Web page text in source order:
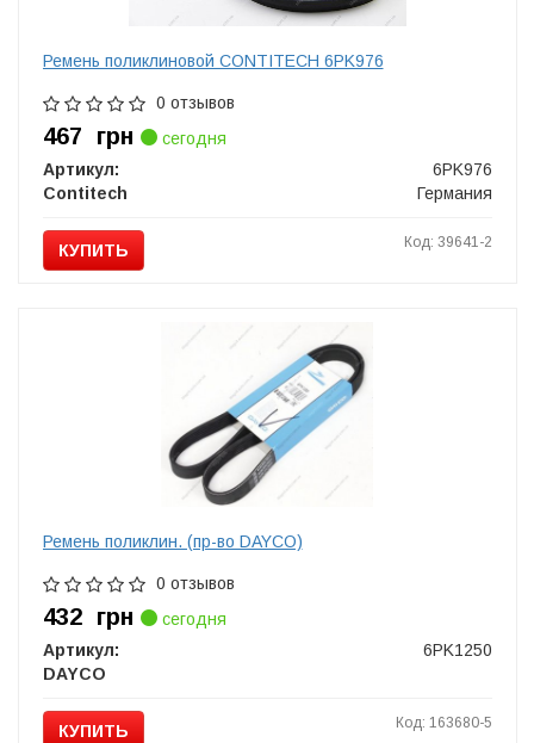
Ремень поликлиновой CONTITECH 6PK976
0 отзывов
467 грн
сегодня
Артикул:
6PK976
Contitech
Германия
КУПИТЬ Код: 39641-2
Ремень поликлин. (пр-во DAYCO)
0 отзывов
432 грн
сегодня
Артикул:
6PK1250
DAYCO
КУПИТЬ Код: 163680-5